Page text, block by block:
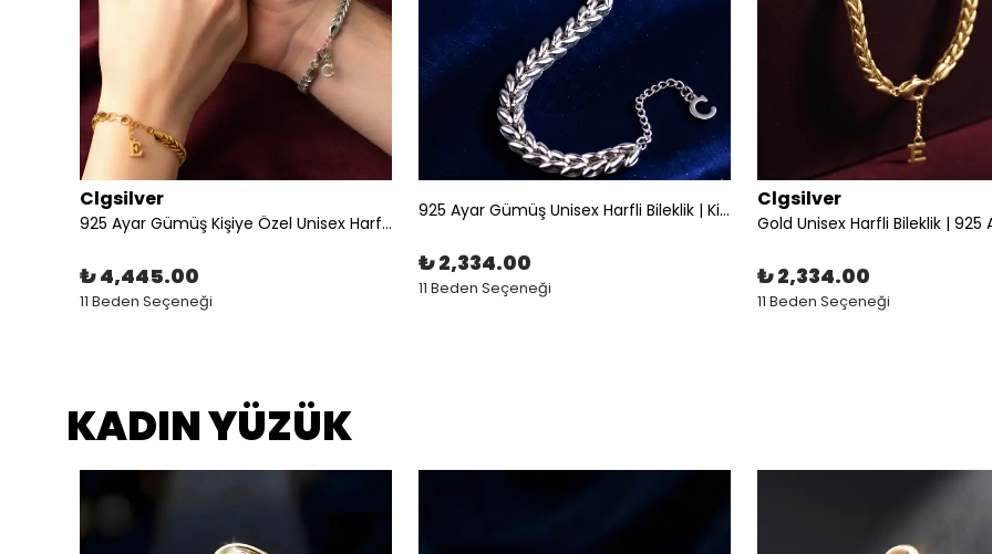
Clgsilver
925 Ayar Gümüş Kişiye Özel Unisex Harfli Çift Bileklik
₺ 4,445.00
11 Beden Seçeneği
925 Ayar Gümüş Unisex Harfli Bileklik | Kişiye Özel Minimal Tasarım
₺ 2,334.00
11 Beden Seçeneği
Clgsilver
₺ 2,334.00
11 Beden Seçeneği
KADIN YÜZÜK